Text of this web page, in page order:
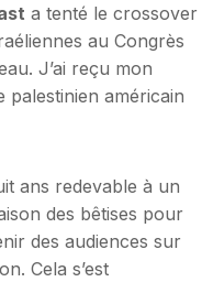
a tenté le crossover
au Congrès
J’ai reçu mon
palestinien américain
ans redevable à un
des bêtises pour
des audiences sur
Cela s’est